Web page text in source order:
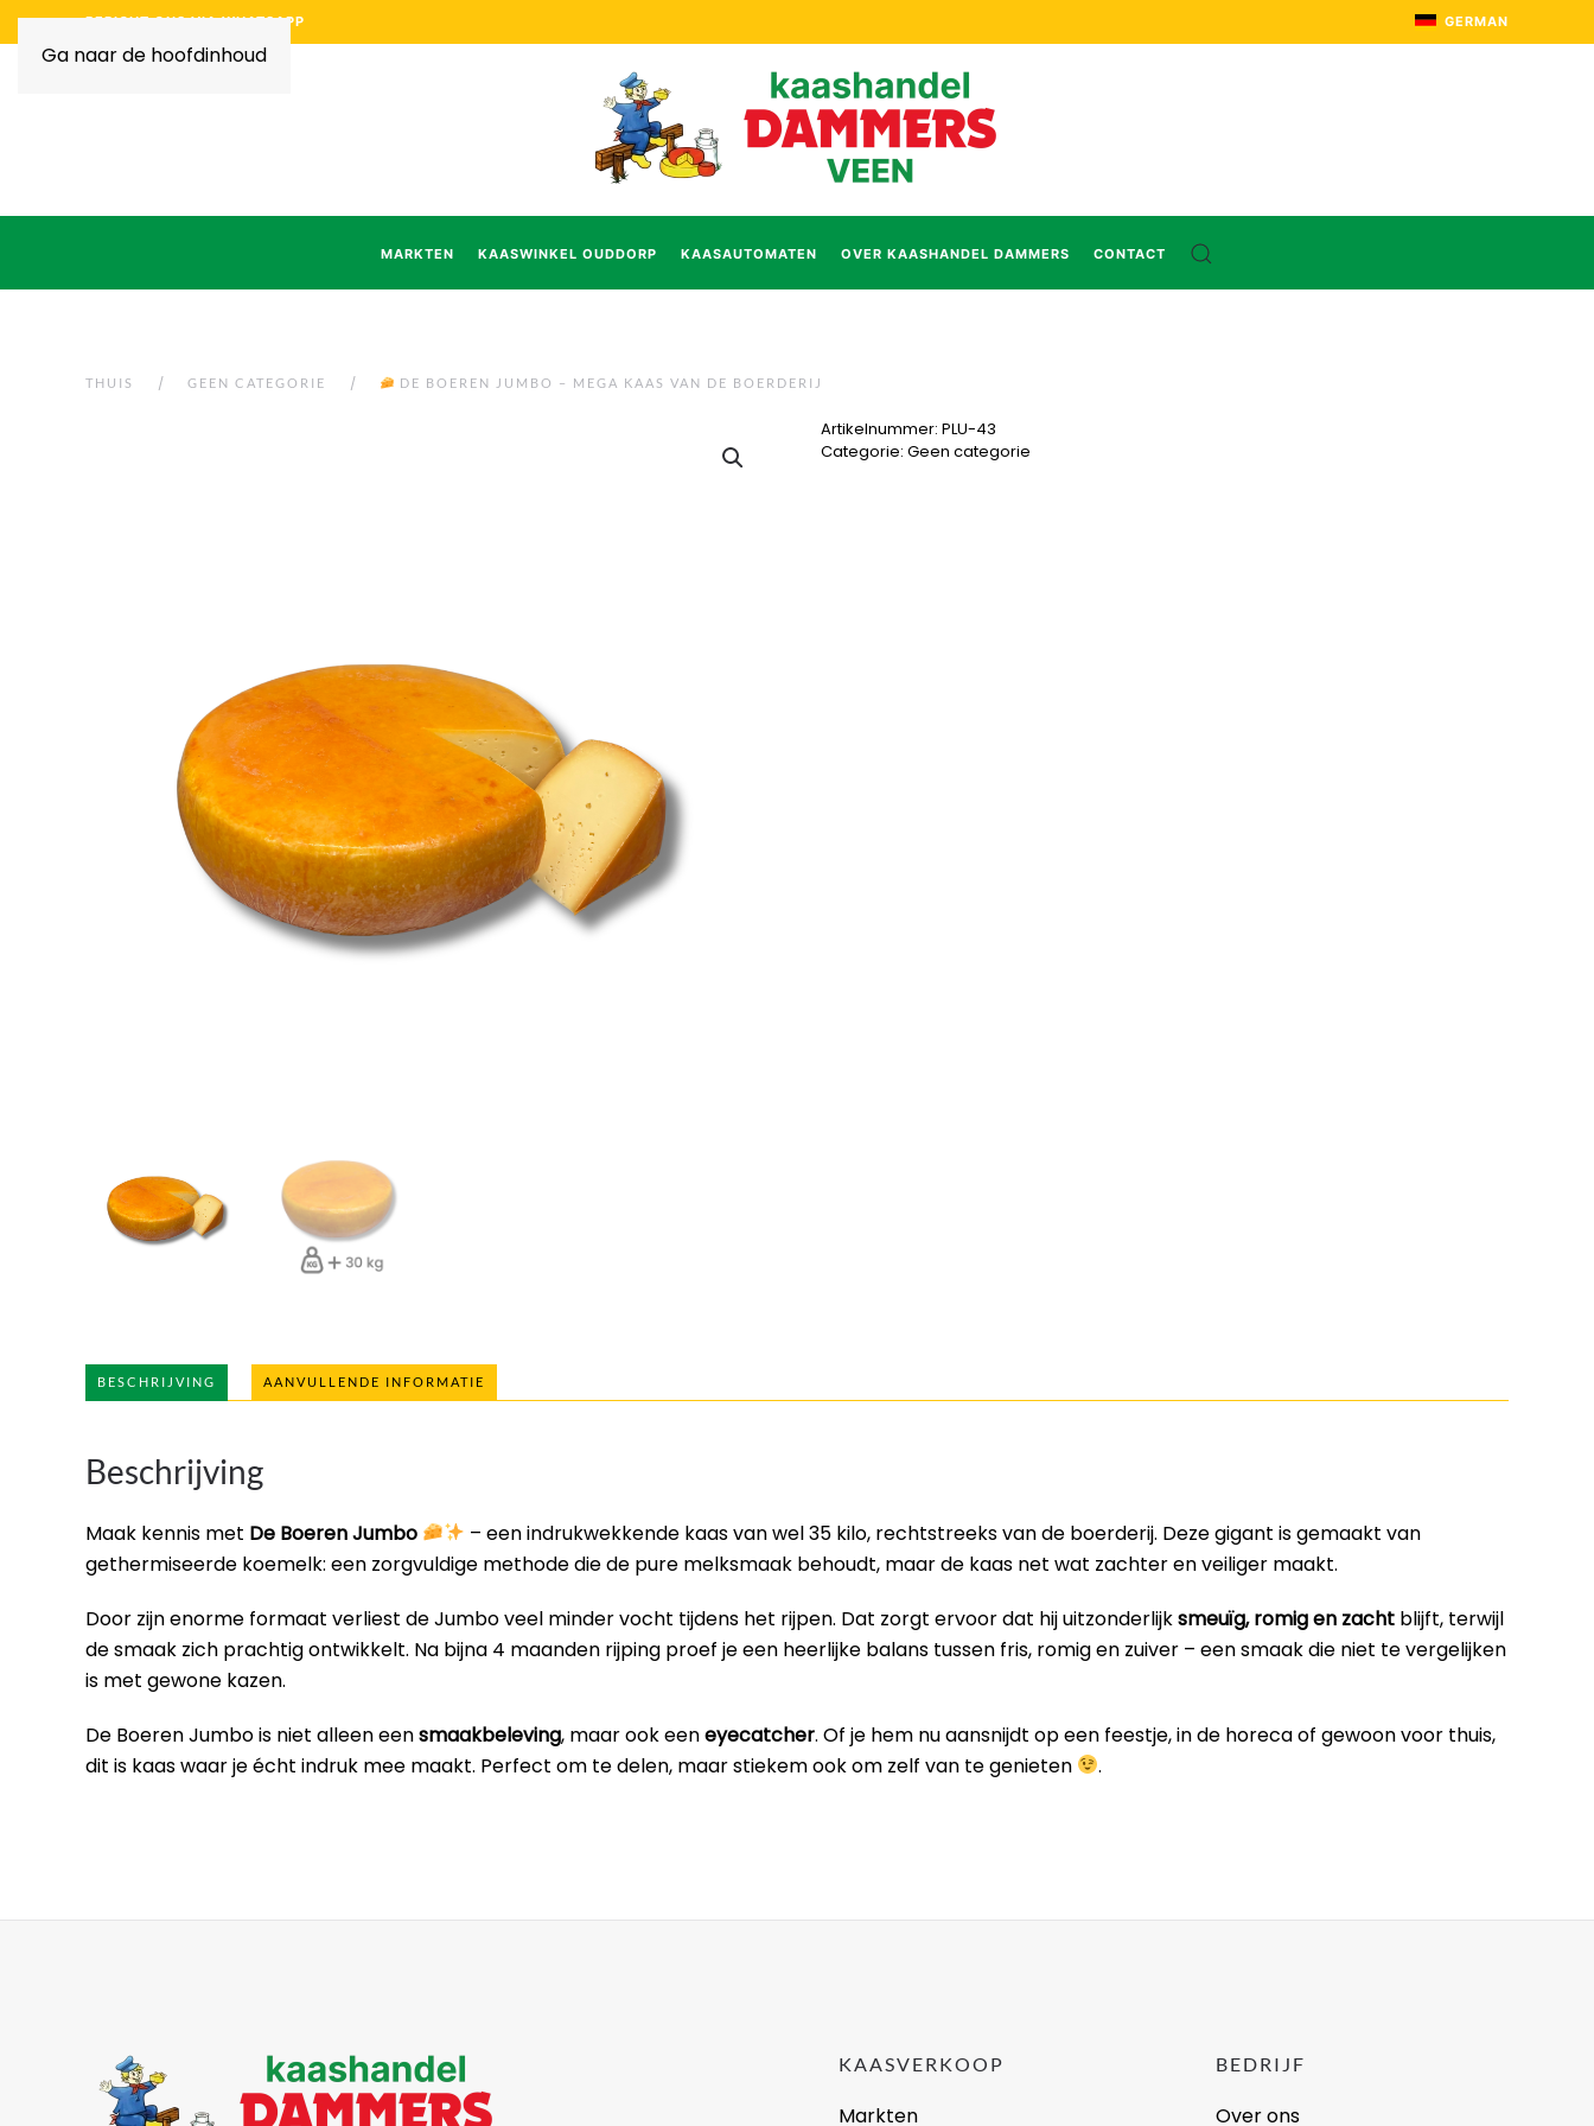
Ga naar de hoofdinhoud
BERICHT ONS VIA WHATSAPP GERMAN
MARKTEN KAASWINKEL OUDDORP KAASAUTOMATEN OVER KAASHANDEL DAMMERS CONTACT
THUIS GEEN CATEGORIE DE BOEREN JUMBO – MEGA KAAS VAN DE BOERDERIJ
Artikelnummer: PLU-43
Categorie: Geen categorie
BESCHRIJVING AANVULLENDE INFORMATIE
Beschrijving
Maak kennis met De Boeren Jumbo
– een indrukwekkende kaas van wel 35 kilo, rechtstreeks van de boerderij. Deze gigant is gemaakt van
gethermiseerde koemelk: een zorgvuldige methode die de pure melksmaak behoudt, maar de kaas net wat zachter en veiliger maakt.
Door zijn enorme formaat verliest de Jumbo veel minder vocht tijdens het rijpen. Dat zorgt ervoor dat hij uitzonderlijksmeuïg, romig en zacht blijft, terwijl
de smaak zich prachtig ontwikkelt. Na bijna 4 maanden rijping proef je een heerlijke balans tussen fris, romig en zuiver – een smaak die niet te vergelijken
is met gewone kazen.
De Boeren Jumbo is niet alleen eensmaakbeleving, maar ook eeneyecatcher. Of je hem nu aansnijdt op een feestje, in de horeca of gewoon voor thuis,
dit is kaas waar je écht indruk mee maakt. Perfect om te delen, maar stiekem ook om zelf van te genieten
.
KAASVERKOOP
Markten
BEDRIJF
Over ons